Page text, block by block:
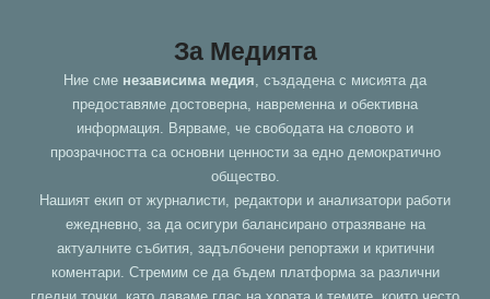
За Медията
Ние сме независима медия , създадена с мисията да
предоставяме достоверна, навременна и обективна
информация. Вярваме, че свободата на словото и
прозрачността са основни ценности за едно демократично
общество.
Нашият екип от журналисти, редактори и анализатори работи
ежедневно, за да осигури балансирано отразяване на
актуалните събития, задълбочени репортажи и критични
коментари. Стремим се да бъдем платформа за различни